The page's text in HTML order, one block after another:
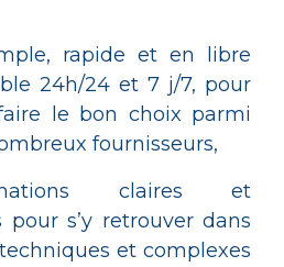
rapide et en libre
24h/24 et 7 j/7, pour
le bon choix parmi
fournisseurs,
claires et
pour s’y retrouver dans
et complexes